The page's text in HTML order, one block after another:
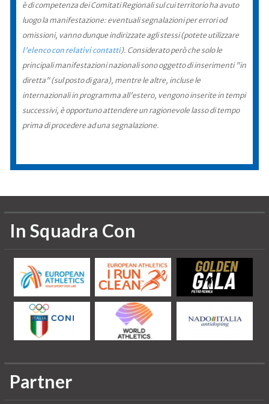
è di competenza dei Comitati Regionali sul cui territorio ha avuto
luogo la manifestazione: eventuali segnalazioni per errori od
omissioni, vanno dunque indirizzate agli stessi (potete utilizzare
l'elenco con relativi contatti). Considerato però che solo le
principali manifestazioni nazionali sono oggetto di inserimenti "in
diretta" (sul posto di gara), mentre le altre, incluse le
internazionali in programma all'estero, vengono inserite in tempi
successivi, è opportuno attendere un ragionevole lasso di tempo
prima di procedere ad una segnalazione.
In Squadra Con
Partner